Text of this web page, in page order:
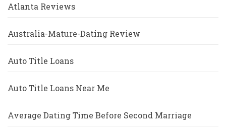
Atlanta Reviews
Australia-Mature-Dating Review
Auto Title Loans
Auto Title Loans Near Me
Average Dating Time Before Second Marriage